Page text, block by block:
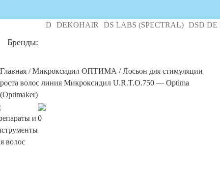
Бренды:
DEKOHAIR DS LABS (SPECTRAL) DSD DE
Главная /Микроксидил ОПТИМА / Лосьон для стимуляции
роста волос линия Микроксидил U.R.T.O.750 — Optima
(Optimaker)
и
волос
0